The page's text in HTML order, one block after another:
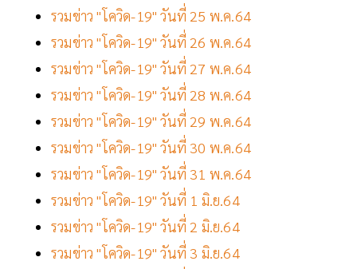
รวมข่าว "โควิด-19" วันที่ 25 พ.ค.64
รวมข่าว "โควิด-19" วันที่ 26 พ.ค.64
รวมข่าว "โควิด-19" วันที่ 27 พ.ค.64
รวมข่าว "โควิด-19" วันที่ 28 พ.ค.64
รวมข่าว "โควิด-19" วันที่ 29 พ.ค.64
รวมข่าว "โควิด-19" วันที่ 30 พ.ค.64
รวมข่าว "โควิด-19" วันที่ 31 พ.ค.64
รวมข่าว "โควิด-19" วันที่ 1 มิ.ย.64
รวมข่าว "โควิด-19" วันที่ 2 มิ.ย.64
รวมข่าว "โควิด-19" วันที่ 3 มิ.ย.64